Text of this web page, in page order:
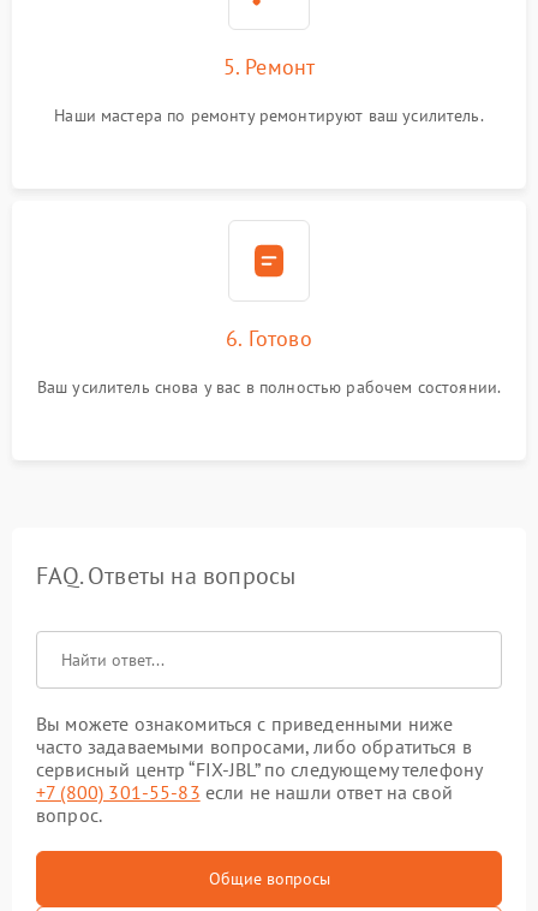
5. Ремонт
Наши мастера по ремонту ремонтируют ваш усилитель.
6. Готово
Ваш усилитель снова у вас в полностью рабочем состоянии.
FAQ. Ответы на вопросы
Вы можете ознакомиться с приведенными ниже
часто задаваемыми вопросами, либо обратиться в
сервисный центр “FIX-JBL” по следующему телефону
+7 (800) 301-55-83 если не нашли ответ на свой
вопрос.
Общие вопросы